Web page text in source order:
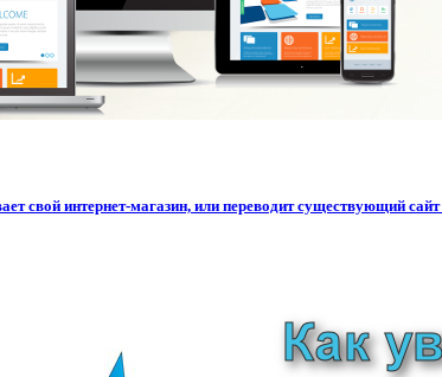
свой интернет-магазин, или переводит существующий